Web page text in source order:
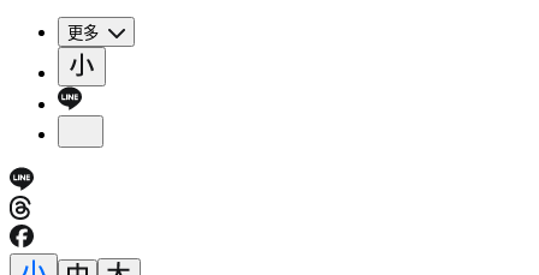
更多